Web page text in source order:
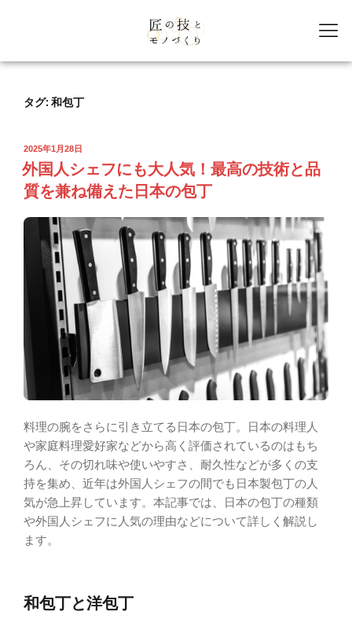
タグ: 和包丁
2025年1月28日
外国人シェフにも大人気！最高の技術と品
質を兼ね備えた日本の包丁
料理の腕をさらに引き立てる日本の包丁。日本の料理人
や家庭料理愛好家などから高く評価されているのはもち
ろん、その切れ味や使いやすさ、耐久性などが多くの支
持を集め、近年は外国人シェフの間でも日本製包丁の人
気が急上昇しています。本記事では、日本の包丁の種類
や外国人シェフに人気の理由などについて詳しく解説し
ます。
和包丁と洋包丁